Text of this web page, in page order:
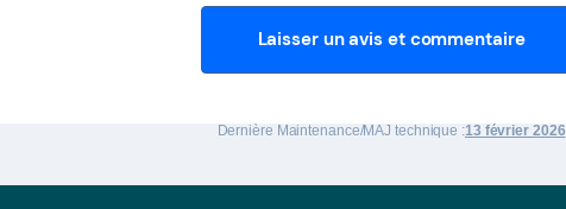
Laisser un avis et commentaire
Dernière Maintenance/MAJ technique :13 février 2026